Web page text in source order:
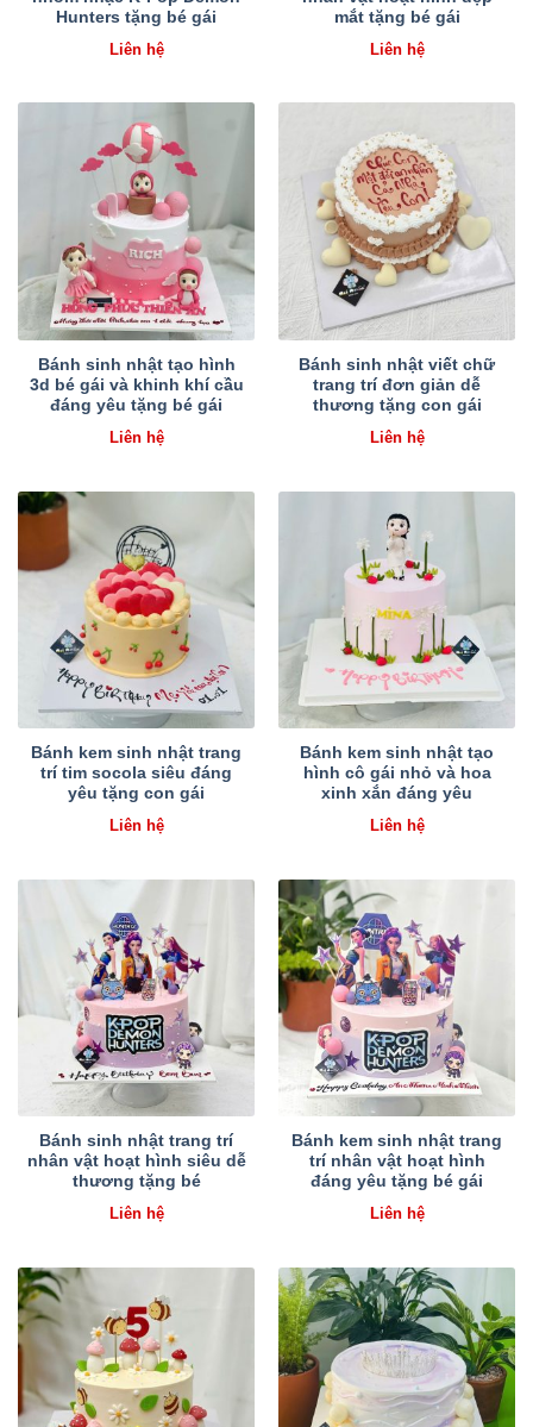
Hunters tặng bé gái
Liên hệ
mắt tặng bé gái
Liên hệ
Bánh sinh nhật tạo hình
3d bé gái và khinh khí cầu
đáng yêu tặng bé gái
Liên hệ
Bánh sinh nhật viết chữ
trang trí đơn giản dễ
thương tặng con gái
Liên hệ
Bánh kem sinh nhật trang
trí tim socola siêu đáng
yêu tặng con gái
Liên hệ
Bánh kem sinh nhật tạo
hình cô gái nhỏ và hoa
xinh xắn đáng yêu
Liên hệ
Bánh sinh nhật trang trí
nhân vật hoạt hình siêu dễ
thương tặng bé
Liên hệ
Bánh kem sinh nhật trang
trí nhân vật hoạt hình
đáng yêu tặng bé gái
Liên hệ